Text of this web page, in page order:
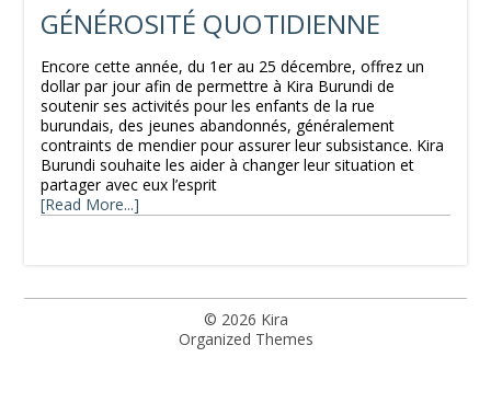
GÉNÉROSITÉ QUOTIDIENNE
Encore cette année, du 1er au 25 décembre, offrez un
dollar par jour afin de permettre à Kira Burundi de
soutenir ses activités pour les enfants de la rue
burundais, des jeunes abandonnés, généralement
contraints de mendier pour assurer leur subsistance. Kira
Burundi souhaite les aider à changer leur situation et
partager avec eux l’esprit
[Read More...]
© 2026 Kira
Organized Themes